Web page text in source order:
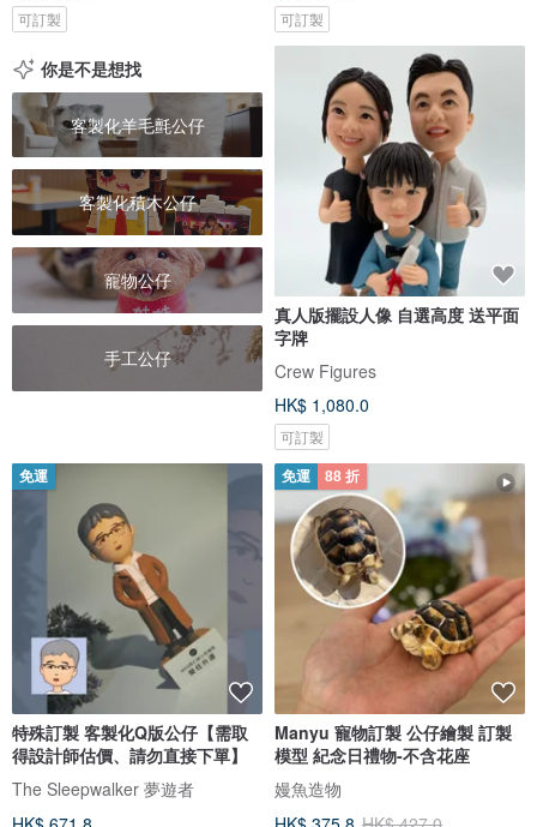
可訂製 可訂製
你是不是想找
客製化羊毛氈公仔
客製化積木公仔
寵物公仔
手工公仔
真人版擺設人像 自選高度 送平面
字牌
Crew Figures
HK$ 1,080.0
可訂製
免運
特殊訂製 客製化Q版公仔【需取
得設計師估價、請勿直接下單】
The Sleepwalker 夢遊者
免運 88 折
Manyu 寵物訂製 公仔繪製 訂製
模型 紀念日禮物-不含花座
嫚魚造物